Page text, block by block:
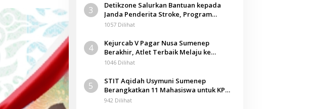
3
Detikzone Salurkan Bantuan kepada
Janda Penderita Stroke, Program
Berbagi Masuki Hari ke-61
1057 Dilihat
4
Kejurcab V Pagar Nusa Sumenep
Berakhir, Atlet Terbaik Melaju ke
Kejurwil Jatim
1046 Dilihat
5
STIT Aqidah Usymuni Sumenep
Berangkatkan 11 Mahasiswa untuk KPM
Internasional di Malaysia
942 Dilihat